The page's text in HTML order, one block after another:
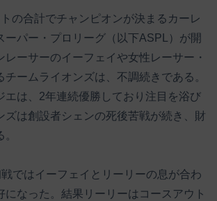
の合計でチャンピオンが決まるカーレ
ーパー・プロリーグ（以下ASPL）が開
レーサーのイーフェイや女性レーサー・
チームライオンズは、不調続きである。
エは、2年連続優勝しており注目を浴び
ズは創設者シェンの死後苦戦が続き、財
ではイーフェイとリーリーの息が合わ
になった。結果リーリーはコースアウト